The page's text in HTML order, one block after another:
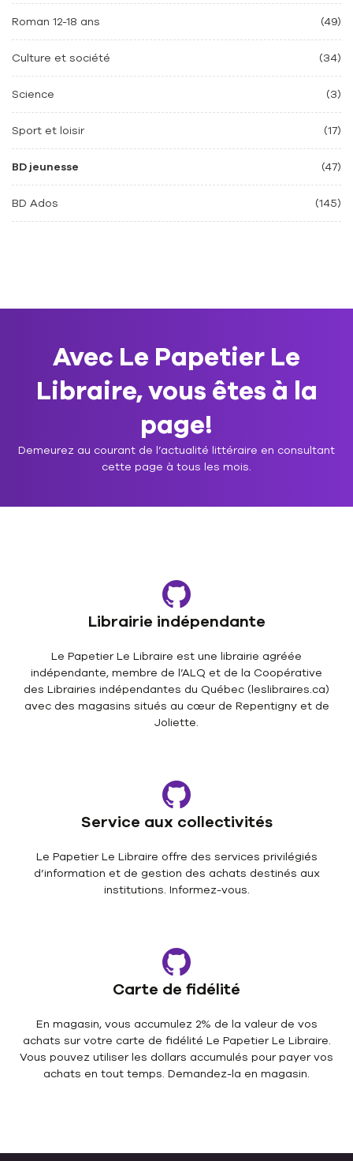
Roman 12-18 ans (49)
Culture et société (34)
Science (3)
Sport et loisir (17)
BD jeunesse (47)
BD Ados (145)
Avec Le Papetier Le
Libraire, vous êtes à la
page!
Demeurez au courant de l’actualité littéraire en consultant
cette page à tous les mois.
Librairie indépendante
Le Papetier Le Libraire est une librairie agréée
indépendante, membre de l’ALQ et de la Coopérative
des Librairies indépendantes du Québec (leslibraires.ca)
avec des magasins situés au cœur de Repentigny et de
Joliette.
Service aux collectivités
Le Papetier Le Libraire offre des services privilégiés
d’information et de gestion des achats destinés aux
institutions. Informez-vous.
Carte de fidélité
En magasin, vous accumulez 2% de la valeur de vos
achats sur votre carte de fidélité Le Papetier Le Libraire.
Vous pouvez utiliser les dollars accumulés pour payer vos
achats en tout temps. Demandez-la en magasin.